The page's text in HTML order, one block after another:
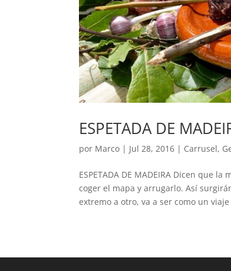
ESPETADA DE
por Marco | Jul 28, 2016 | Carrusel,
ESPETADA DE MADEIRA Dicen que
coger el mapa y arrugarlo. Así
extremo a otro, va a ser como un